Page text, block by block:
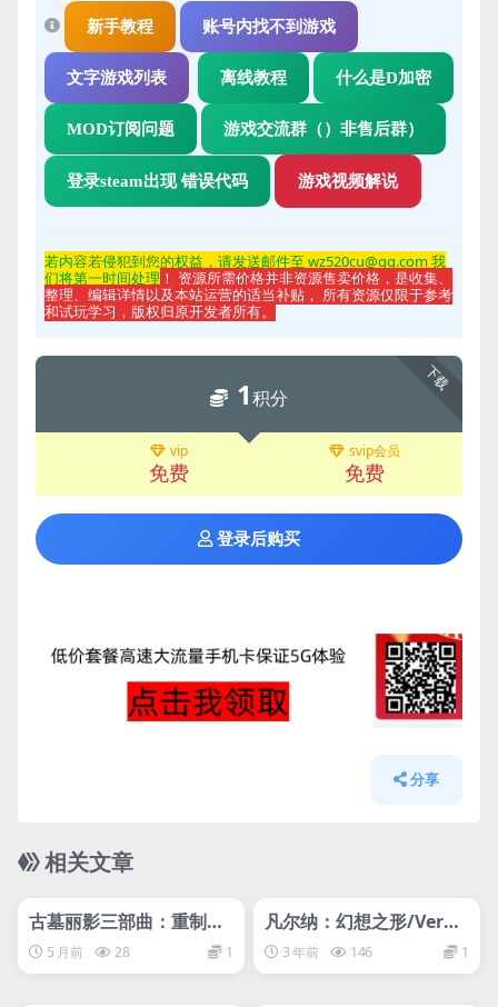
新手教程 账号内找不到游戏
文字游戏列表 离线教程 什么是D加密
MOD订阅问题 游戏交流群（）非售后群）
登录steam出现 错误代码 游戏视频解说
若内容若侵犯到您的权益，请发送邮件至 wz520cu@qq.com 我
们将第一时间处理 ！ 资源所需价格并非资源售卖价格，是收集、
整理、编辑详情以及本站运营的适当补贴， 所有资源仅限于参考
和试玩学习，版权归原开发者所有。
下载
1积分
vip
免费
svip会员
免费
登录后购买
分享
相关文章
网盘下载游戏
古墓丽影三部曲：重制版/
Tomb Raider I-III Rema
stered Starring Lara Cr
5 月前 28 1
网盘下载游戏
凡尔纳：幻想之形/Vern
e: The Shape of Fantas
y
3 年前 146 1